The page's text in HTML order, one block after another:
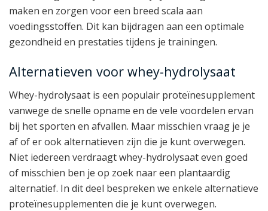
maken en zorgen voor een breed scala aan
voedingsstoffen. Dit kan bijdragen aan een optimale
gezondheid en prestaties tijdens je trainingen.
Alternatieven voor whey-hydrolysaat
Whey-hydrolysaat is een populair proteïnesupplement
vanwege de snelle opname en de vele voordelen ervan
bij het sporten en afvallen. Maar misschien vraag je je
af of er ook alternatieven zijn die je kunt overwegen.
Niet iedereen verdraagt whey-hydrolysaat even goed
of misschien ben je op zoek naar een plantaardig
alternatief. In dit deel bespreken we enkele alternatieve
proteïnesupplementen die je kunt overwegen.